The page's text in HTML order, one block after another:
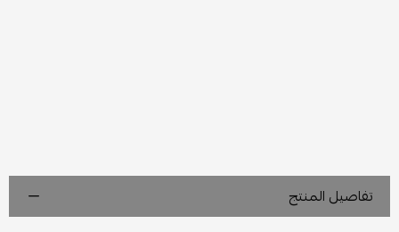
تفاصيل المنتج